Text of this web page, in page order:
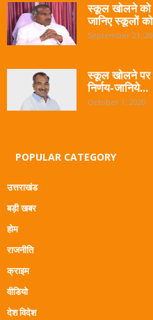
स्कूल खोलने को
जानिए स्कूलों
September 21,
स्कूल खोलने पर
निर्णय-जानिये...
October 1, 2020
POPULAR CATEGORY
उत्तराखंड
बड़ी खबर
होम
राजनीति
क्राइम
वीडियो
देश विदेश